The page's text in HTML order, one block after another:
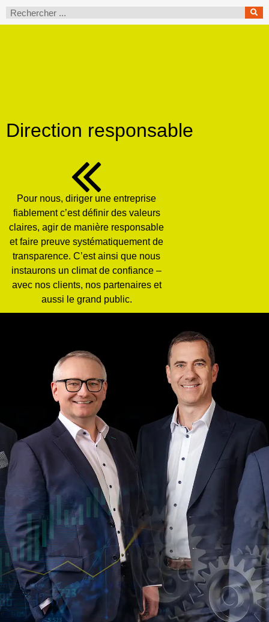
Direction responsable
Pour nous, diriger une entreprise
fiablement c’est définir des valeurs
claires, agir de manière responsable
et faire preuve systématiquement de
transparence. C’est ainsi que nous
instaurons un climat de confiance –
avec nos clients, nos partenaires et
aussi le grand public.